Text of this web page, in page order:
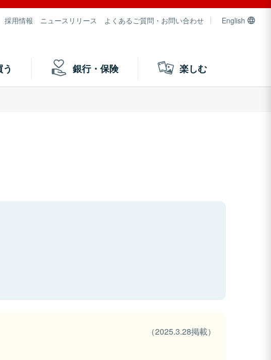
採用情報 ニュースリリース よくあるご質問・お問い合わせ English
銀行・保険 楽しむ
（2025.3.28掲載）